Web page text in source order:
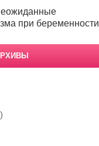
при беременности